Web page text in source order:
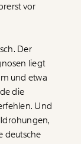
vor
Der
liegt
und etwa
die
Und
deutsche